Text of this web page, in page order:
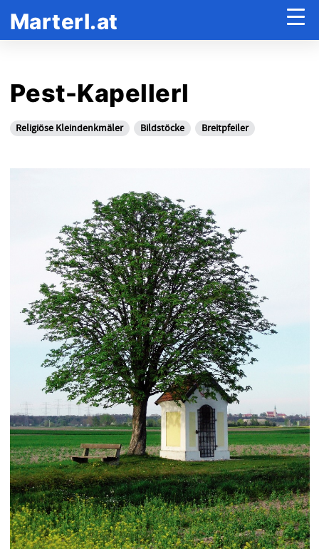
Marterl.at
Pest-Kapellerl
Religiöse Kleindenkmäler Bildstöcke Breitpfeiler